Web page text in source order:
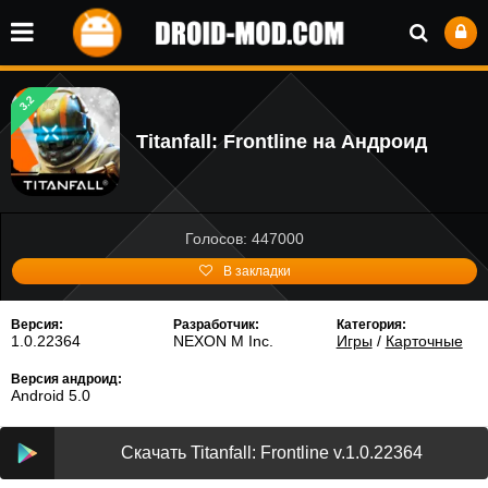
3.2
Titanfall: Frontline на Андроид
Голосов: 447000
В закладки
Версия:
1.0.22364
Разработчик:
NEXON M Inc.
Категория:
Игры/ Карточные
Версия андроид:
Android 5.0
Скачать Titanfall: Frontline v.1.0.22364